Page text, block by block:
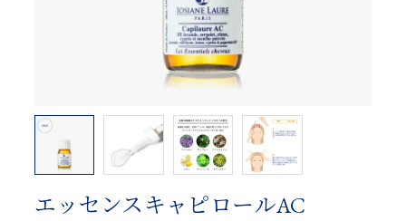
エッセンスキャピロールAC